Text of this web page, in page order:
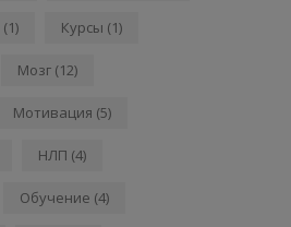
(1) Курсы (1)
Мозг (12)
Мотивация (5)
НЛП (4)
Обучение (4)